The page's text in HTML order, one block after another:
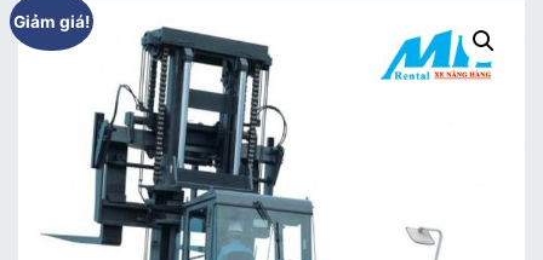
Giảm giá!